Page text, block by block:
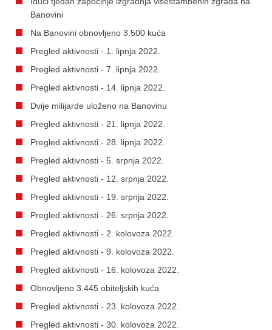
Banovini
Na Banovini obnovljeno 3.500 kuća
Pregled aktivnosti - 1. lipnja 2022.
Pregled aktivnosti - 7. lipnja 2022.
Pregled aktivnosti - 14. lipnja 2022.
Dvije milijarde uloženo na Banovinu
Pregled aktivnosti - 21. lipnja 2022.
Pregled aktivnosti - 28. lipnja 2022.
Pregled aktivnosti - 5. srpnja 2022.
Pregled aktivnosti - 12. srpnja 2022.
Pregled aktivnosti - 19. srpnja 2022.
Pregled aktivnosti - 26. srpnja 2022.
Pregled aktivnosti - 2. kolovoza 2022.
Pregled aktivnosti - 9. kolovoza 2022.
Pregled aktivnosti - 16. kolovoza 2022.
Obnovljeno 3.445 obiteljskih kuća
Pregled aktivnosti - 23. kolovoza 2022.
Pregled aktivnosti - 30. kolovoza 2022.